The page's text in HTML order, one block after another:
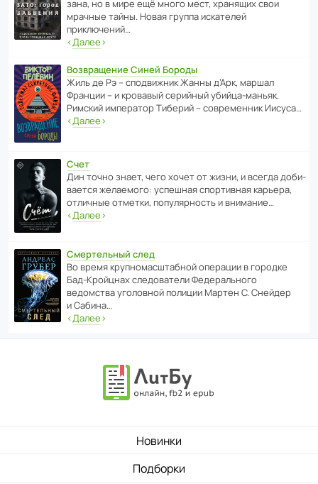
зана, но в мире ещё много мест, хранящих свои
мрачные тайны. Новая группа иска­телей
приключений…
‹Далее›
Возвращение Синей Бороды
Жиль де Рэ – спод­ви­жник Жанны д’Арк, маршал
Франции – и кровавый серийный убийца-маньяк.
Римский импе­ратор Тиберий – совре­менник Иисуса…
‹Далее›
Счет
Дин точно знает, чего хочет от жизни, и всегда доби­
ва­ется жела­е­мого: успе­шная спор­ти­вная карьера,
отли­чные отметки, попу­ля­р­ность и внимание…
‹Далее›
Смертельный след
Во время круп­но­мас­ш­та­бной операции в городке
Бад‑Крой­цнах следо­ва­тели Феде­раль­ного
ведомства уголо­вной полиции Мартен С. Снейдер
и Сабина…
‹Далее›
Новинки
Подборки